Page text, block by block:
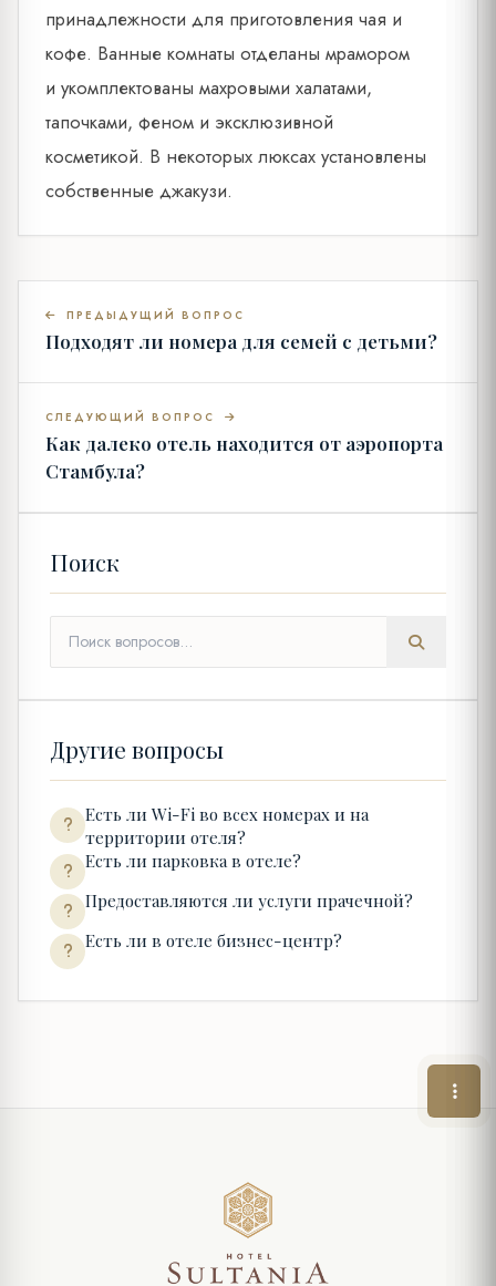
принадлежности для приготовления чая и
кофе. Ванные комнаты отделаны мрамором
и укомплектованы махровыми халатами,
тапочками, феном и эксклюзивной
косметикой. В некоторых люксах установлены
собственные джакузи.
ПРЕДЫДУЩИЙ ВОПРОС
Подходят ли номера для семей с детьми?
СЛЕДУЮЩИЙ ВОПРОС
Как далеко отель находится от аэропорта
Стамбула?
Поиск
Другие вопросы
Есть ли Wi-Fi во всех номерах и на
территории отеля?
Есть ли парковка в отеле?
Предоставляются ли услуги прачечной?
Есть ли в отеле бизнес-центр?